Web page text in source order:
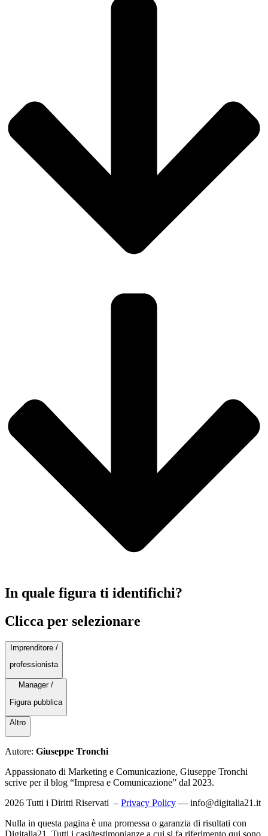
In quale figura ti identifichi?
Clicca per selezionare
Imprenditore /
professionista
Manager /
Figura pubblica
Altro
Autore: Giuseppe Tronchi
Appassionato di Marketing e Comunicazione, Giuseppe Tronchi
scrive per il blog “Impresa e Comunicazione” dal 2023.
2026 Tutti i Diritti Riservati – Privacy Policy — info@digitalia21.it
Nulla in questa pagina è una promessa o garanzia di risultati con